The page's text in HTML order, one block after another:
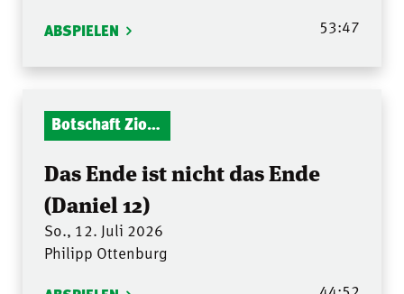
ABSPIELEN 53:47
Botschaft Zionshalle
Das Ende ist nicht das Ende
(Daniel 12)
So., 12. Juli 2026
Philipp Ottenburg